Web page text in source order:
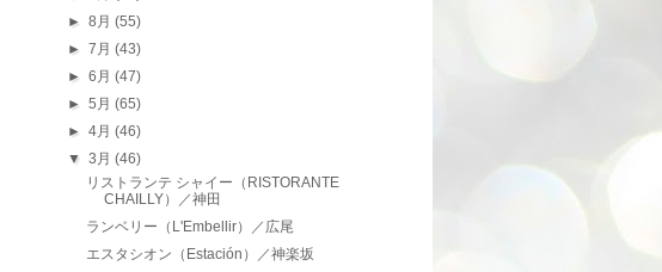
►8月(55)
►7月(43)
►6月(47)
►5月(65)
►4月(46)
▼3月(46)
リストランテ シャイー（RISTORANTE
CHAILLY）／神田
ランベリー（L'Embellir）／広尾
エスタシオン（Estación）／神楽坂